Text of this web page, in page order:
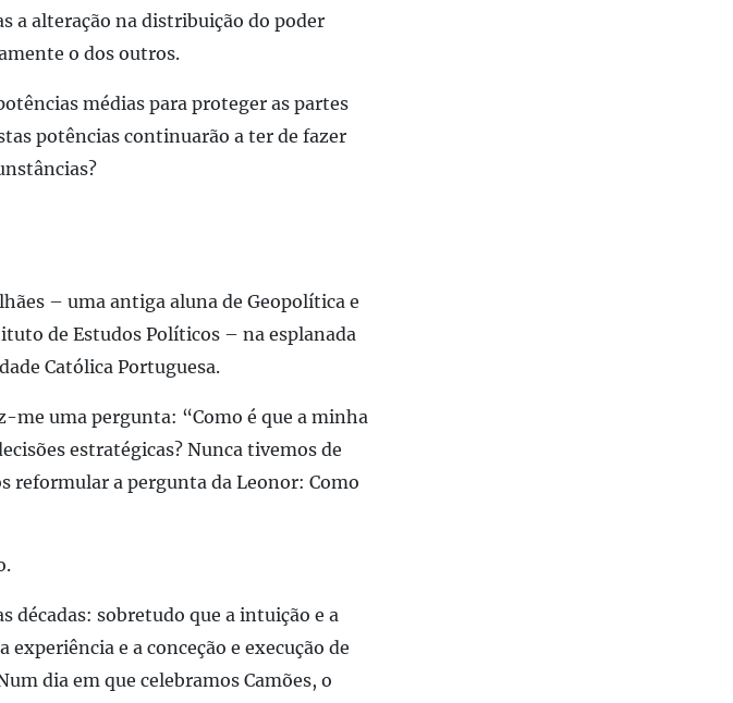
a alteração na distribuição do poder
o dos outros.
médias para proteger as partes
potências continuarão a ter de fazer
– uma antiga aluna de Geopolítica e
de Estudos Políticos – na esplanada
Católica Portuguesa.
me uma pergunta: “Como é que a minha
estratégicas? Nunca tivemos de
reformular a pergunta da Leonor: Como
décadas: sobretudo que a intuição e a
e a conceção e execução de
dia em que celebramos Camões, o